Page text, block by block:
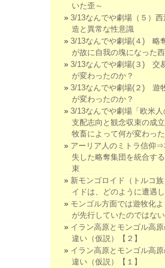
いた歪～
3/13なんでや劇場（５）
造と異常な性意識
3/13なんでや劇場(４) 略
が故に自我の塊になった
3/13なんでや劇場(３) 交
が変わったのか？
3/13なんでや劇場(２) 遊
が変わったのか？
3/13なんでや劇場「欧米人
支配志向と観念収束の成
牧畜によって何が変わっ
アーリア人のミトラ信仰
失した略奪集団を統合す
束
新モンゴロイド（トルコ
イドは、どのように遭遇
モンゴル方面では遊牧化
が先行していたのではな
イラン高原とモンゴル高
違い（仮説）【２】
イラン高原とモンゴル高
違い（仮説）【１】